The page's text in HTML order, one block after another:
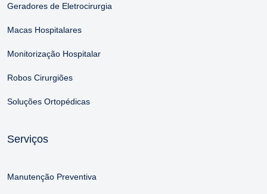
Geradores de Eletrocirurgia
Macas Hospitalares
Monitorização Hospitalar
Robos Cirurgiões
Soluções Ortopédicas
Serviços
Manutenção Preventiva